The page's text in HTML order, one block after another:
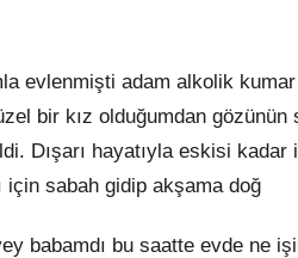
evlenmişti adam alkolik
bir kız olduğumdan
Dışarı hayatıyla eskisi
için sabah gidip akşama doğ
babamdı bu saatte evde ne